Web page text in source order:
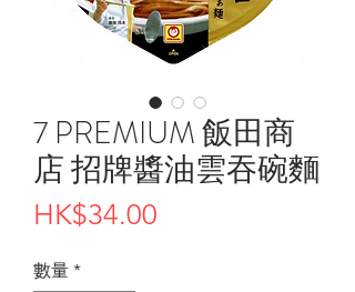
7 PREMIUM 飯田商
店 招牌醬油雲吞碗麵
HK$34.00
數量 *